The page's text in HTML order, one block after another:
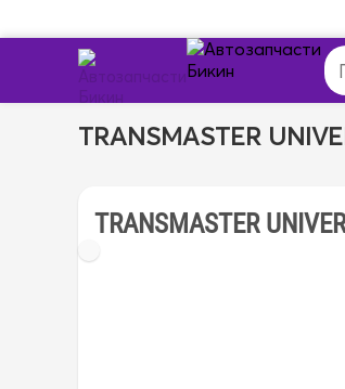
TRANSMASTER
TRANSMASTER